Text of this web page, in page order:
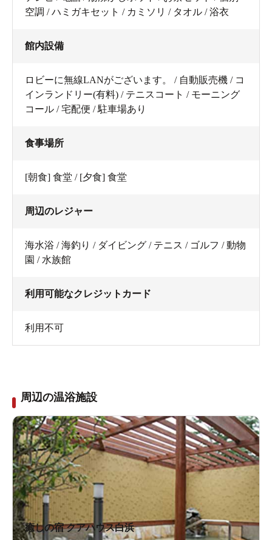
空調 / ハミガキセット / カミソリ / タオル / 浴衣
館内設備
ロビーに無線LANがございます。 / 自動販売機 / コ
インランドリー(有料) / テニスコート / モーニング
コール / 宅配便 / 駐車場あり
食事場所
[朝食] 食堂 / [夕食] 食堂
周辺のレジャー
海水浴 / 海釣り / ダイビング / テニス / ゴルフ / 動物
園 / 水族館
利用可能なクレジットカード
利用不可
周辺の温浴施設
癒しの宿 クアハウス白浜